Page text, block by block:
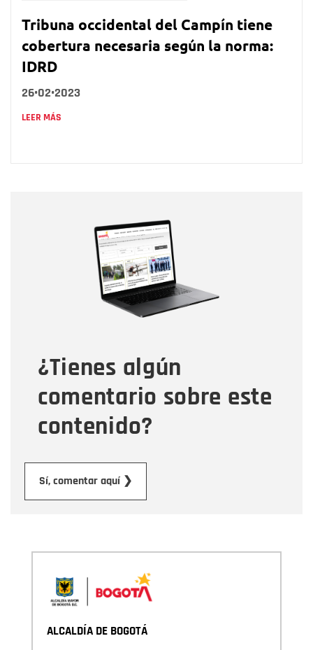
Tribuna occidental del Campín tiene
cobertura necesaria según la norma:
IDRD
26•02•2023
LEER MÁS
¿Tienes algún
comentario sobre este
contenido?
Sí, comentar aquí ❯
Correo electrónico
Tipo de comentario
Mensaje
ALCALDÍA DE BOGOTÁ